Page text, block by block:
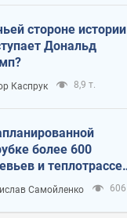
стороне истории
Дональд
Каспрук 8,9 т.
более 600
и теплотрассе:
на
в Киеве
Самойленко 606